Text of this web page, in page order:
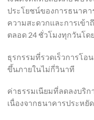
ประโยชน์ของการธนาค
ความสะดวกและการเข้า
ตลอด 24 ชั่วโมงทุกวันโ
ธุรกรรมที่รวดเร็วการโอ
ขึ้นภายในไม่กี่วินาที
ค่าธรรมเนียมที่ลดลงบริ
เนื่องจากธนาคารประหยั